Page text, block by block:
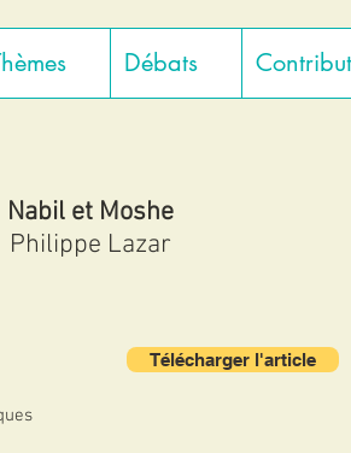
Débats
Nabil et Moshe
Philippe Lazar
Télécharger l'article